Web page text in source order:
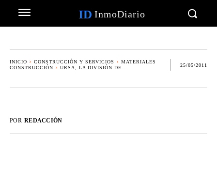
ID InmoDiario
INICIO CONSTRUCCIÓN Y SERVICIOS
MATERIALES
CONSTRUCCIÓN
URSA, LA DIVISIÓN DE...
25/05/2011
POR REDACCIÓN